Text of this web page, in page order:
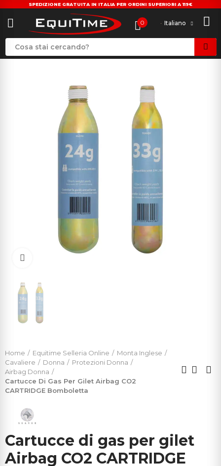
SPEDIZIONE GRATUITA IN ITALIA PER ORDINI SUPERIORI A 119€
0 Italiano
Home Equitime Selleria Online
Monta Inglese
Cavaliere
Donna
Protezioni Donna
Airbag Donna
Cartucce Di Gas Per Gilet Airbag CO2
CARTRIDGE Bomboletta
Cartucce di gas per gilet
Airbag CO2 CARTRIDGE